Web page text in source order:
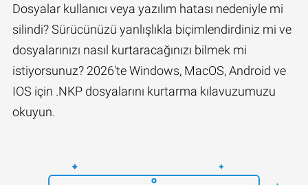
Dosyalar kullanıcı veya yazılım hatası nedeniyle mi
silindi? Sürücünüzü yanlışlıkla biçimlendirdiniz mi ve
dosyalarınızı nasıl kurtaracağınızı bilmek mi
istiyorsunuz? 2026'te Windows, MacOS, Android ve
IOS için .NKP dosyalarını kurtarma kılavuzumuzu
okuyun.